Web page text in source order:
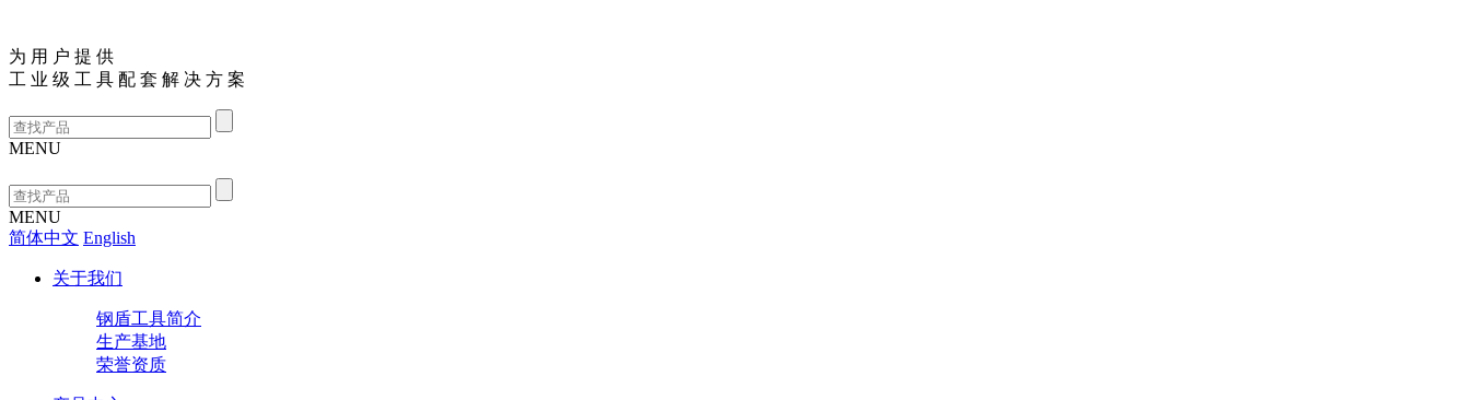
为 用 户 提 供
工 业 级 工 具 配 套 解 决 方 案
MENU
MENU
简体中文 English
关于我们
钢盾工具简介
生产基地
荣誉资质